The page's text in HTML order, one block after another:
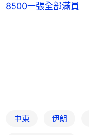
8500一張全部滿員
中東 伊朗